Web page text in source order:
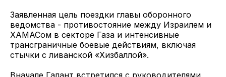
Заявленная цель поездки главы оборонного
ведомства - противостояние между Израилем и
ХАМАСом в секторе Газа и интенсивные
трансграничные боевые действиям, включая
стычки с ливанской «Хизбаллой».
Вначале Галант встретился с руководителями